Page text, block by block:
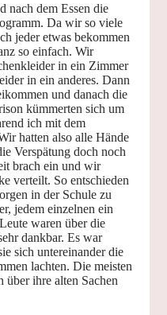
nach dem Essen die
Da wir so viele
jeder etwas bekommen
so einfach. Wir
in ein Zimmer
in ein anderes. Dann
und danach die
kümmerten sich um
ich mit dem
hatten also alle Hände
Verspätung doch noch
brach ein und wir
verteilt. So entschieden
in der Schule zu
jedem einzelnen ein
waren über die
dankbar. Es war
sich untereinander die
lachten. Die meisten
ihre alten Sachen